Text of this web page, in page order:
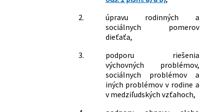
2.
úpravu rodinných a
sociálnych pomerov
dieťaťa,
3.
podporu riešenia
výchovných problémov,
sociálnych problémov a
iných problémov v rodine a
v medziľudských vzťahoch,